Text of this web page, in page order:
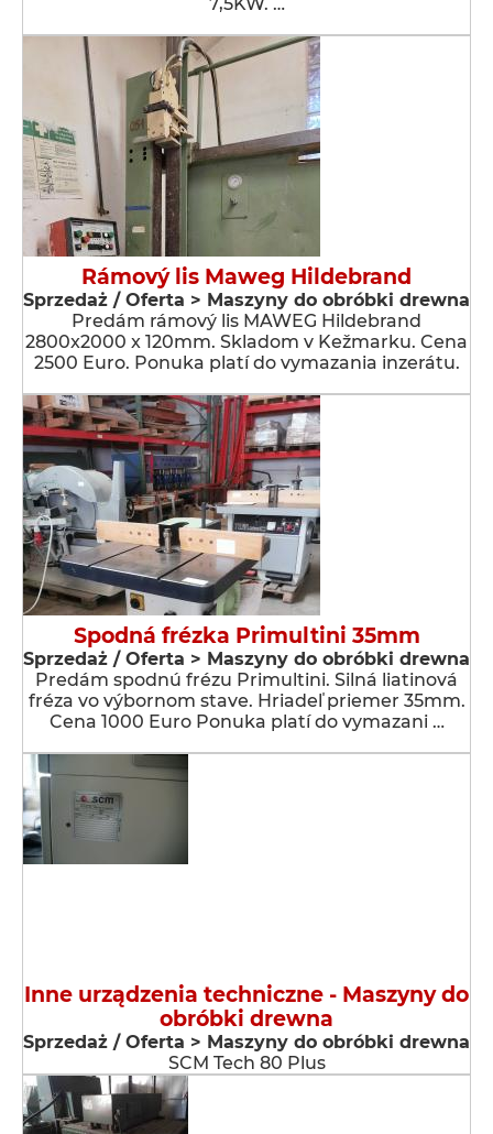
Rámový lis Maweg Hildebrand
Sprzedaż / Oferta > Maszyny do obróbki drewna
Predám rámový lis MAWEG Hildebrand
2800x2000 x 120mm. Skladom v Kežmarku. Cena
2500 Euro. Ponuka platí do vymazania inzerátu.
Spodná frézka Primultini 35mm
Sprzedaż / Oferta > Maszyny do obróbki drewna
Predám spodnú frézu Primultini. Silná liatinová
fréza vo výbornom stave. Hriadeľ priemer 35mm.
Cena 1000 Euro Ponuka platí do vymazani …
Inne urządzenia techniczne - Maszyny do
obróbki drewna
Sprzedaż / Oferta > Maszyny do obróbki drewna
SCM Tech 80 Plus